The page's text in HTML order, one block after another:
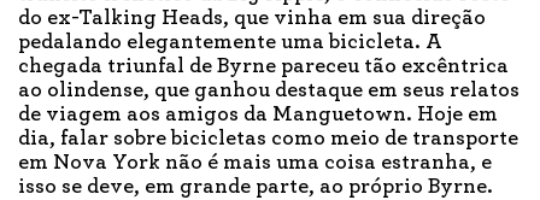
do ex-Talking Heads, que vinha em sua direção
pedalando elegantemente uma bicicleta. A
chegada triunfal de Byrne pareceu tão excêntrica
ao olindense, que ganhou destaque em seus relatos
de viagem aos amigos da Manguetown. Hoje em
dia, falar sobre bicicletas como meio de transporte
em Nova York não é mais uma coisa estranha, e
isso se deve, em grande parte, ao próprio Byrne.